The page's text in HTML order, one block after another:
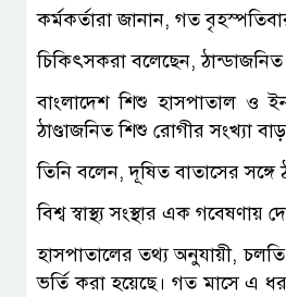
কর্মকর্তারা জানান, গত
চিকিৎসকরা বলেছেন,
বাংলাদেশ শিশু হাসপাতাল ও
ঠাণ্ডাজনিত শিশু রোগীর সংখ্যা
তিনি বলেন, দূষিত বাতাসের সঙ্গে
বিশ্ব স্বাস্থ্য সংস্থার এক
হাসপাতালের তথ্য অনুযায়ী,
ভর্তি করা হয়েছে। গত মাসে এ